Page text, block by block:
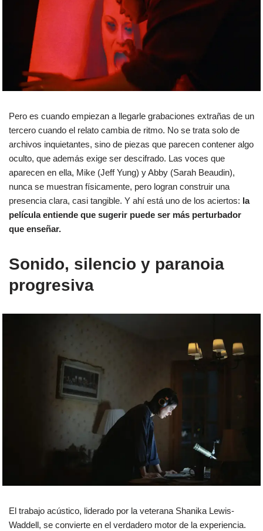
Pero es cuando empiezan a llegarle grabaciones extrañas de un
tercero cuando el relato cambia de ritmo. No se trata solo de
archivos inquietantes, sino de piezas que parecen contener algo
oculto, que además exige ser descifrado. Las voces que
aparecen en ella, Mike (Jeff Yung) y Abby (Sarah Beaudin),
nunca se muestran físicamente, pero logran construir una
presencia clara, casi tangible. Y ahí está uno de los aciertos: la
película entiende que sugerir puede ser más perturbador
que enseñar.
Sonido, silencio y paranoia
progresiva
El trabajo acústico, liderado por la veterana Shanika Lewis-
Waddell, se convierte en el verdadero motor de la experiencia.